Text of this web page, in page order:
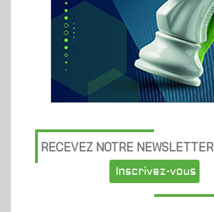
RECEVEZ NOTRE NEWSLETTER
Inscrivez-vous